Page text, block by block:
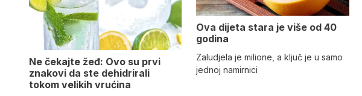
Ne čekajte žeđ: Ovo su prvi
znakovi da ste dehidrirali
tokom velikih vrućina
Ova dijeta stara je više od 40
godina
Zaludjela je milione, a ključ je u samo
jednoj namirnici